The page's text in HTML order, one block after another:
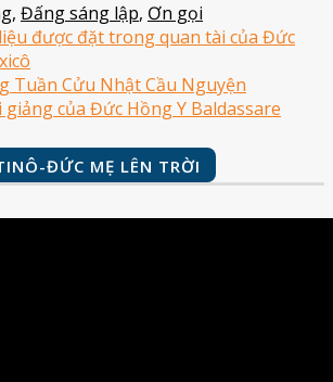
, Đấng sáng lập, Ơn gọi
được đặt trong quan tài của Đức
Tuần Cửu Nhật Cầu Nguyện
giảng của Đức Hồng Y Baldassare
ĐỨC MẸ LÊN TRỜI